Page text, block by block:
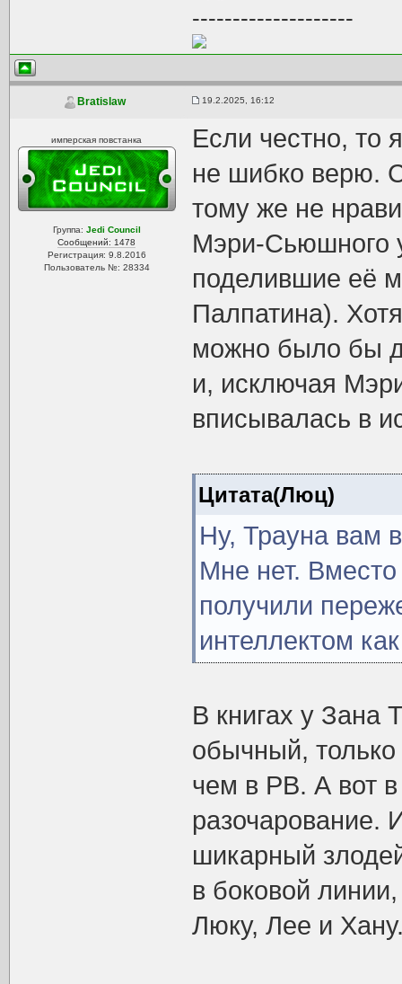
--------------------
Bratislaw 19.2.2025, 16:12
имперская повстанка
Группа: Jedi Council
Сообщений: 1478
Регистрация: 9.8.2016
Пользователь №: 28334
Если честно, то
не шибко верю.
тому же не
Мэри-Сьюшного
поделившие её
Палпатина).
можно было бы
и, исключая
вписывалась в
Цитата(Люц)
Ну, Трауна вам
Мне нет. Вместо
получили
интеллектом
В книгах у Зана
обычный,
чем в РВ. А вот
разочарование.
шикарный
в боковой
Люку, Лее и